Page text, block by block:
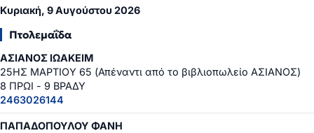
Κυριακή, 9 Αυγούστου 2026
Πτολεμαΐδα
ΑΣΙΑΝΟΣ ΙΩΑΚΕΙΜ
25ΗΣ ΜΑΡΤΙΟΥ 65 (Απέναντι από το βιβλιοπωλείο ΑΣΙΑΝΟΣ)
8 ΠΡΩΙ - 9 ΒΡΑΔΥ
2463026144
ΠΑΠΑΔΟΠΟΥΛΟΥ ΦΑΝΗ